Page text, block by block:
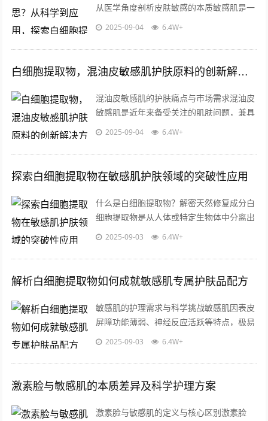
从医学角度剖析皮肤敏感的本质敏感肌是一
种皮肤屏障功能受损、对外界刺激反应过度
2025-09-04 6.4W+
白细胞提取物，混油皮敏感肌护肤原料的创新解决方案
混油皮敏感肌的护肤痛点与市场需求混油皮
敏感肌是近年来备受关注的肌肤问题，兼具
油性肌肤的油脂分泌旺盛与敏感肌的屏障脆
2025-09-04 6.4W+
探索白细胞提取物在敏感肌护肤领域的突破性应用
什么是白细胞提取物？解密天然修复成分白
细胞提取物是从人体或特定生物体中分离出
的功能性成分,其核心价值来源于白细胞天
2025-09-03 6.4W+
解析白细胞提取物如何成就敏感肌专属护肤品配方
敏感肌的护理需求与科学挑战敏感肌因表皮
屏障功能薄弱、神经反应活跃等特点，极易
受外界刺激引发红肿、干燥或刺痛，这类肌
2025-09-03 6.4W+
激素脸与敏感肌的本质差异及科学护理方案
激素脸与敏感肌的定义与核心区别激素脸